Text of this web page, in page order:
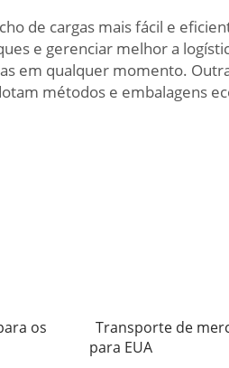
de cargas mais fácil e
e gerenciar melhor a
em qualquer momento.
métodos e embalagens
os
Transporte de
para EUA